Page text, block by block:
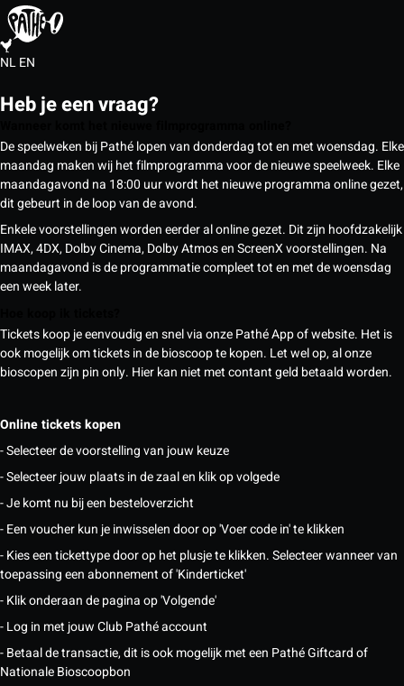
NLEN
Heb je een vraag?
De speelweken bij Pathé lopen van donderdag tot en met woensdag. Elke
maandag maken wij het filmprogramma voor de nieuwe speelweek. Elke
maandagavond na 18:00 uur wordt het nieuwe programma online gezet,
dit gebeurt in de loop van de avond.
Enkele voorstellingen worden eerder al online gezet. Dit zijn hoofdzakelijk
IMAX, 4DX, Dolby Cinema, Dolby Atmos en ScreenX voorstellingen. Na
maandagavond is de programmatie compleet tot en met de woensdag
een week later.
Tickets koop je eenvoudig en snel via onze Pathé App of website. Het is
ook mogelijk om tickets in de bioscoop te kopen. Let wel op, al onze
bioscopen zijn pin only. Hier kan niet met contant geld betaald worden.
Online tickets kopen
- Selecteer de voorstelling van jouw keuze
- Selecteer jouw plaats in de zaal en klik op volgede
- Je komt nu bij een besteloverzicht
- Een voucher kun je inwisselen door op 'Voer code in' te klikken
- Kies een tickettype door op het plusje te klikken. Selecteer wanneer van
toepassing een abonnement of 'Kinderticket'
- Klik onderaan de pagina op 'Volgende'
- Log in met jouw Club Pathé account
- Betaal de transactie, dit is ook mogelijk met een Pathé Giftcard of
Nationale Bioscoopbon